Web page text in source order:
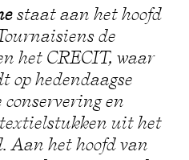
staat aan het hoofd
de
het CRECIT, waar
op hedendaagse
conservering en
uit het
Aan het hoofd van